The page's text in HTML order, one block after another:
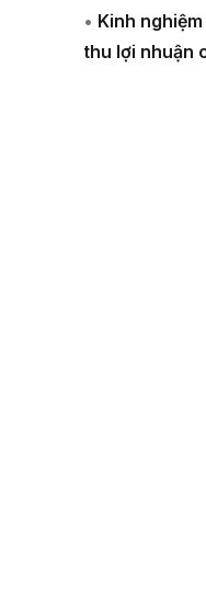
• Kinh
thu lợi nhuận